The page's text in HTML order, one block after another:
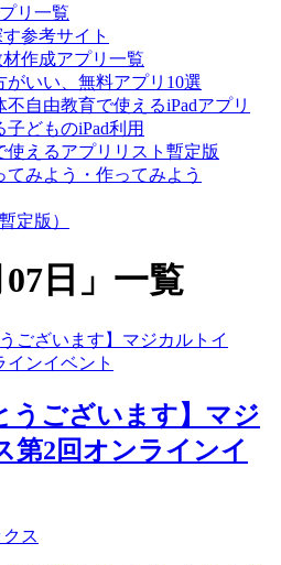
リ一覧
参考サイト
作成アプリ一覧
がいい、無料アプリ10選
不自由教育で使えるiPadアプリ
どものiPad利用
使えるアプリリスト暫定版
てみよう・作ってみよう
定版）
日 」 一覧
うございます】マジ
第2回オンラインイ
ス